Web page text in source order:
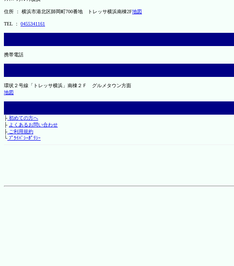
住所 ： 横浜市港北区師岡町700番地 トレッサ横浜南棟2F地図
TEL ： 0455341161
携帯電話
環状２号線「トレッサ横浜」南棟２Ｆ グルメタウン方面
地図
├初めての方へ
├ よくあるお問い合わせ
├ご利用規約
└ﾌﾟﾗｲﾊﾞｼｰﾎﾟﾘｼｰ